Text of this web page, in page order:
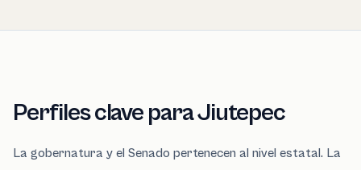
Perfiles clave para Jiutepec
La gobernatura y el Senado pertenecen al nivel estatal. La